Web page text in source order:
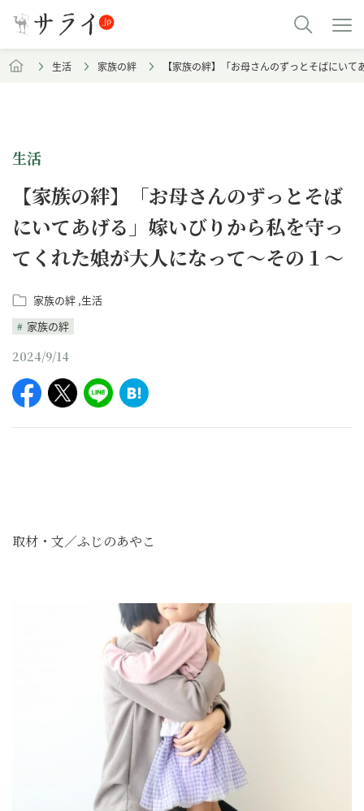
生活 家族の絆 【家族の絆】「お母さんのずっとそばにい
生活
【家族の絆】「お母さんのずっとそば
にいてあげる」嫁いびりから私を守っ
てくれた娘が大人になって～その１～
家族の絆 生活
家族の絆
2024/9/14
取材・文／ふじのあやこ